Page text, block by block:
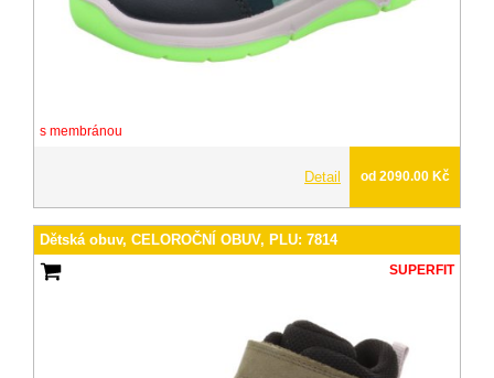
s membránou
Detail od 2090.00 Kč
Dětská obuv, CELOROČNÍ OBUV, PLU: 7814
SUPERFIT